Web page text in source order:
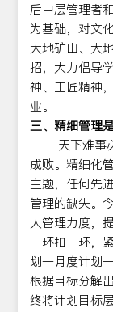
后中层管理者
为基础，对文
大地矿山、大
招，大力倡导
神、工匠精神
业。
三、精细管理
天下难事必
成败。精细化
主题，任何先
管理的缺失。
大管理力度，
一环扣一环，
划一月度计划
根据目标分解
终将计划目标